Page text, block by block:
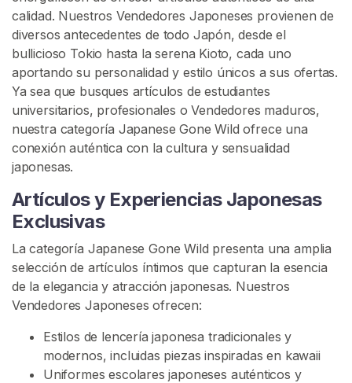
calidad. Nuestros Vendedores Japoneses provienen de
diversos antecedentes de todo Japón, desde el
bullicioso Tokio hasta la serena Kioto, cada uno
aportando su personalidad y estilo únicos a sus ofertas.
Ya sea que busques artículos de estudiantes
universitarios, profesionales o Vendedores maduros,
nuestra categoría Japanese Gone Wild ofrece una
conexión auténtica con la cultura y sensualidad
japonesas.
Artículos y Experiencias Japonesas
Exclusivas
La categoría Japanese Gone Wild presenta una amplia
selección de artículos íntimos que capturan la esencia
de la elegancia y atracción japonesas. Nuestros
Vendedores Japoneses ofrecen:
Estilos de lencería japonesa tradicionales y
modernos, incluidas piezas inspiradas en kawaii
Uniformes escolares japoneses auténticos y
o
r
e
s
C
o
n
t
n
i
d
o
C
o